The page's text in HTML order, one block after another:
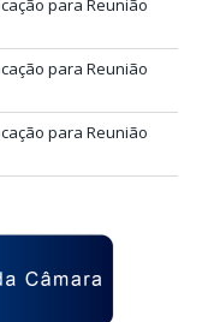
para Reunião
para Reunião
para Reunião